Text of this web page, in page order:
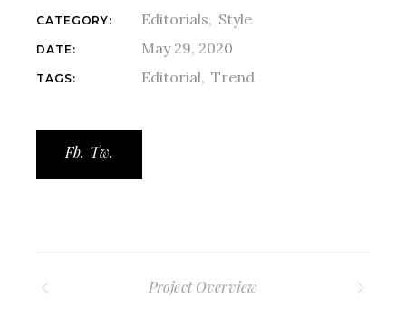
CATEGORY: Editorials Style
DATE: May 29, 2020
TAGS: Editorial Trend
Fb. Tw.
Project Overview